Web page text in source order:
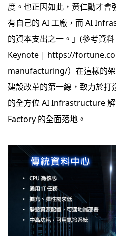
度。也正因如此，黃仁勳才
有自己的 AI 工廠，而 AI
的資本支出之一。」(參考資
Keynote | https://
manufacturing/）在這樣的
建設改革的第一線，致力於
的全方位 AI Infrastructure
Factory 的全面落地。